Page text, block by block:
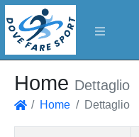
Home Dettaglio
Home Dettaglio